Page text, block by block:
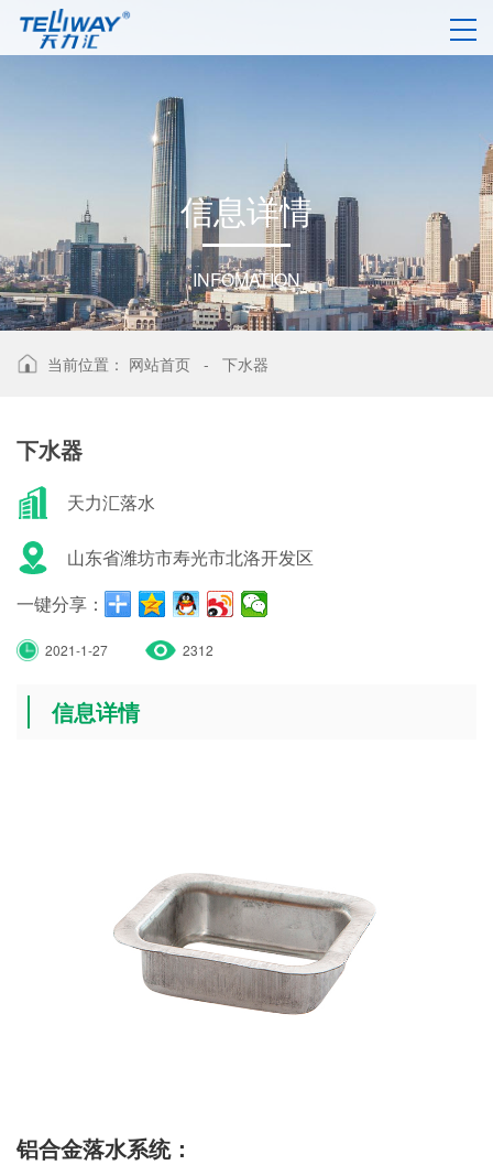
信息详情
INFOMATION
当前位置： 网站首页 - 下水器
下水器
天力汇落水
山东省潍坊市寿光市北洛开发区
一键分享：
2021-1-27 2312
信息详情
铝合金落水系统：